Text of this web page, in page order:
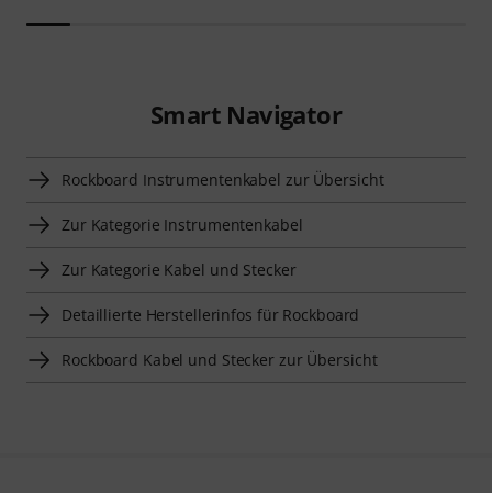
Smart Navigator
Rockboard Instrumentenkabel zur Übersicht
Zur Kategorie Instrumentenkabel
Zur Kategorie Kabel und Stecker
Detaillierte Herstellerinfos für Rockboard
Rockboard Kabel und Stecker zur Übersicht